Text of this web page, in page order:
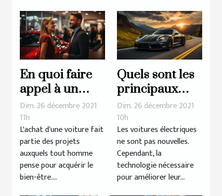
En quoi faire
appel à un
mandataire
auto est-il
avantageux ?
Dim. 26 décembre 2021
11h
L'achat d'une voiture fait
partie des projets
auxquels tout homme
pense pour acquérir le
bien-être....
Quels sont les
principaux
avantages de la
voiture
électrique ?
Dim. 26 décembre 2021
10h
Les voitures électriques
ne sont pas nouvelles.
Cependant, la
technologie nécessaire
pour améliorer leur...